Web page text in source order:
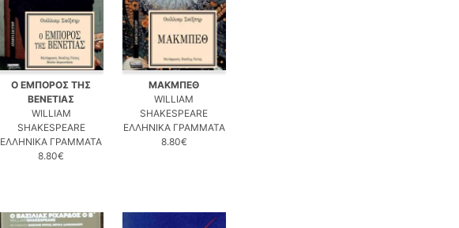
Ο ΕΜΠΟΡΟΣ ΤΗΣ
ΒΕΝΕΤΙΑΣ
WILLIAM
SHAKESPEARE
ΕΛΛΗΝΙΚΑ ΓΡΑΜΜΑΤΑ
8.80€
ΜΑΚΜΠΕΘ
WILLIAM
SHAKESPEARE
ΕΛΛΗΝΙΚΑ ΓΡΑΜΜΑΤΑ
8.80€